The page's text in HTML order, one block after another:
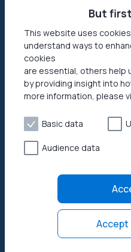
Modo Jumptask
Refer a friend
But
This website uses
understand ways to
cookies
are essential, others help
by providing insight into
more information, please
Basic data
Audience data